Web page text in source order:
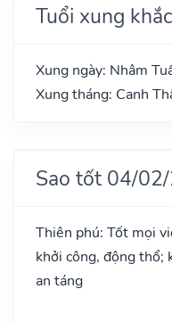
Tuổi xung
Xung ngày: Nhâm
Xung tháng: Canh
Sao tốt 04/
Thiên phú: Tốt mọi
khởi công, động thổ;
an táng